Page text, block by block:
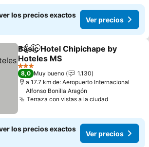
los precios exactos
Ver precios
CompartirAgregar a favoritos
Basic Hotel Chipichape by
Hoteles MS
3 Estrellas
8,0 Muy bueno
1.130
a 17.7 km de: Aeropuerto Internacional
Alfonso Bonilla Aragón
Terraza con vistas a la ciudad
los precios exactos
Ver precios